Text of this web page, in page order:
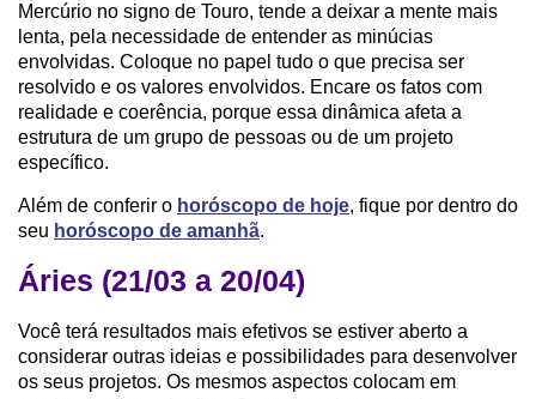
Mercúrio no signo de Touro, tende a deixar a mente mais
lenta, pela necessidade de entender as minúcias
envolvidas. Coloque no papel tudo o que precisa ser
resolvido e os valores envolvidos. Encare os fatos com
realidade e coerência, porque essa dinâmica afeta a
estrutura de um grupo de pessoas ou de um projeto
específico.
Além de conferir o horóscopo de hoje, fique por dentro do
seu horóscopo de amanhã.
Áries (21/03 a 20/04)
Você terá resultados mais efetivos se estiver aberto a
considerar outras ideias e possibilidades para desenvolver
os seus projetos. Os mesmos aspectos colocam em